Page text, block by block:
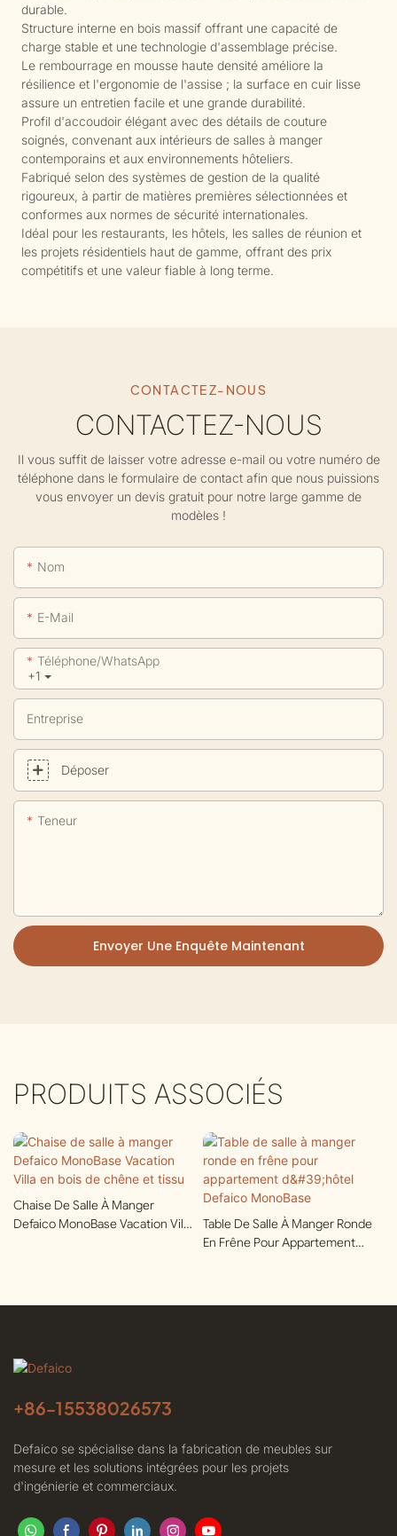
durable.
Structure interne en bois massif offrant une capacité de
charge stable et une technologie d'assemblage précise.
Le rembourrage en mousse haute densité améliore la
résilience et l'ergonomie de l'assise ; la surface en cuir lisse
assure un entretien facile et une grande durabilité.
Profil d'accoudoir élégant avec des détails de couture
soignés, convenant aux intérieurs de salles à manger
contemporains et aux environnements hôteliers.
Fabriqué selon des systèmes de gestion de la qualité
rigoureux, à partir de matières premières sélectionnées et
conformes aux normes de sécurité internationales.
Idéal pour les restaurants, les hôtels, les salles de réunion et
les projets résidentiels haut de gamme, offrant des prix
compétitifs et une valeur fiable à long terme.
CONTACTEZ-NOUS
CONTACTEZ-NOUS
Il vous suffit de laisser votre adresse e-mail ou votre numéro de
téléphone dans le formulaire de contact afin que nous puissions
vous envoyer un devis gratuit pour notre large gamme de
modèles !
Nom
E-Mail
+1
Téléphone/WhatsApp
Entreprise
Déposer
Teneur
Envoyer Une Enquête Maintenant
PRODUITS ASSOCIÉS
Chaise De Salle À Manger
Defaico MonoBase Vacation Villa
Table De Salle À Manger Ronde
En Frêne Pour Appartement
+86-15538026573
Defaico se spécialise dans la fabrication de meubles sur
mesure et les solutions intégrées pour les projets
d'ingénierie et commerciaux.